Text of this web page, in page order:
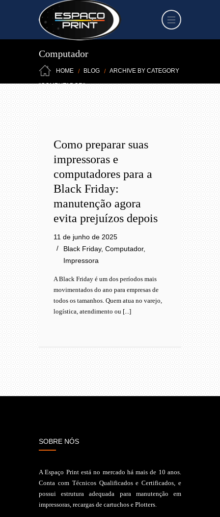
Computador
HOME BLOG ARCHIVE BY CATEGORY
"COMPUTADOR"
Como preparar suas
impressoras e
computadores para a
Black Friday:
manutenção agora
evita prejuízos depois
11 de junho de 2025
Black Friday, Computador,
Impressora
A Black Friday é um dos períodos mais
movimentados do ano para empresas de
todos os tamanhos. Quem atua no varejo,
logística, atendimento ou [...]
SOBRE NÓS
A Espaço Print está no mercado há mais de 10 anos.
Conta com Técnicos Qualificados e Certificados, e
possui estrutura adequada para manutenção em
impressoras, recargas de cartuchos e Plotters.